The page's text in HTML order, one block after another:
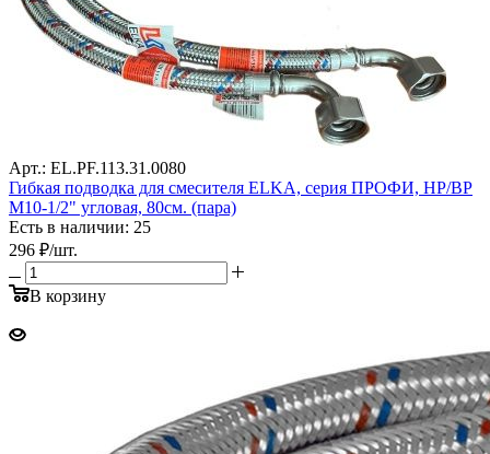
Арт.: EL.PF.113.31.0080
Гибкая подводка для смесителя ELKA, серия ПРОФИ, НР/ВР
М10-1/2" угловая, 80см. (пара)
Есть в наличии: 25
296 ₽/шт.
В корзину